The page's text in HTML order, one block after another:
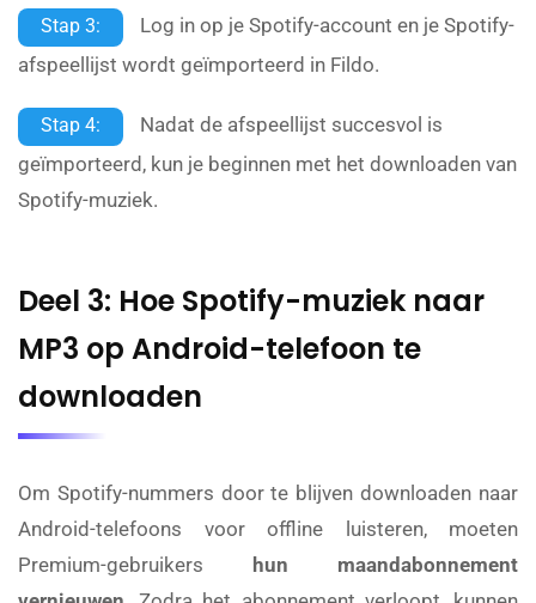
Stap 3:
Log in op je Spotify-account en je Spotify-
afspeellijst wordt geïmporteerd in Fildo.
Stap 4:
Nadat de afspeellijst succesvol is
geïmporteerd, kun je beginnen met het downloaden van
Spotify-muziek.
Deel 3: Hoe Spotify-muziek naar
MP3 op Android-telefoon te
downloaden
Om Spotify-nummers door te blijven downloaden naar
Android-telefoons voor offline luisteren, moeten
Premium-gebruikers
hun maandabonnement